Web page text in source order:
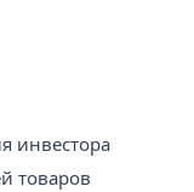
инвестора
товаров